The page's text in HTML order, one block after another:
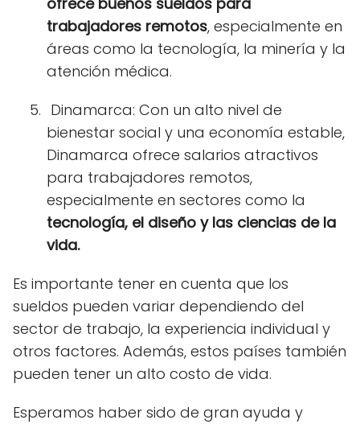
trabajadores remotos, especialmente en
áreas como la tecnología, la minería y la
atención médica.
Dinamarca: Con un alto nivel de
bienestar social y una economía estable,
Dinamarca ofrece salarios atractivos
para trabajadores remotos,
especialmente en sectores como la
tecnología, el diseño y las ciencias de la
vida.
Es importante tener en cuenta que los
sueldos pueden variar dependiendo del
sector de trabajo, la experiencia individual y
otros factores. Además, estos países también
pueden tener un alto costo de vida.
Esperamos haber sido de gran ayuda y